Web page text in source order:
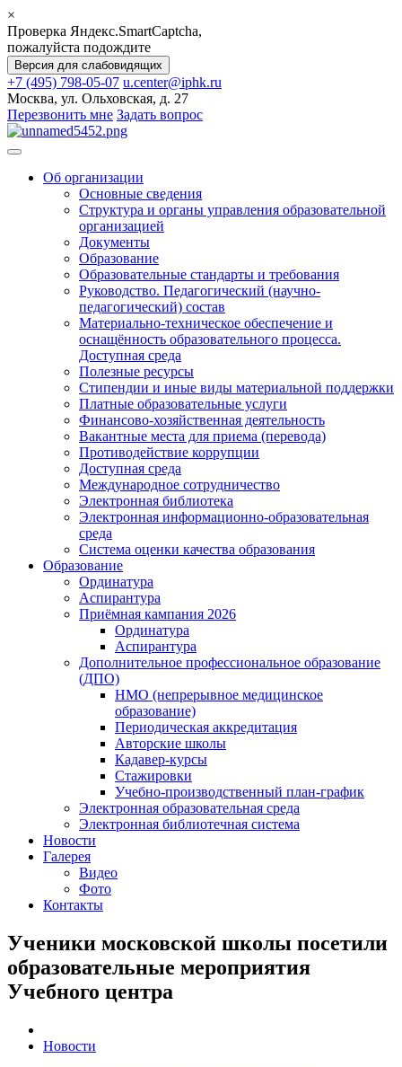
×
Проверка Яндекс.SmartCaptcha,
пожалуйста подождите
Версия для слабовидящих
+7 (495) 798-05-07 u.center@iphk.ru
Москва, ул. Ольховская, д. 27
Перезвонить мне Задать вопрос
Об организации
Основные сведения
Структура и органы управления образовательной
организацией
Документы
Образование
Образовательные стандарты и требования
Руководство. Педагогический (научно-
педагогический) состав
Материально-техническое обеспечение и
оснащённость образовательного процесса.
Доступная среда
Полезные ресурсы
Стипендии и иные виды материальной поддержки
Платные образовательные услуги
Финансово-хозяйственная деятельность
Вакантные места для приема (перевода)
Противодействие коррупции
Доступная среда
Международное сотрудничество
Электронная библиотека
Электронная информационно-образовательная
среда
Система оценки качества образования
Образование
Ординатура
Аспирантура
Приёмная кампания 2026
Ординатура
Аспирантура
Дополнительное профессиональное образование
(ДПО)
НМО (непрерывное медицинское
образование)
Периодическая аккредитация
Авторские школы
Кадавер-курсы
Стажировки
Учебно-производственный план-график
Электронная образовательная среда
Электронная библиотечная система
Новости
Галерея
Видео
Фото
Контакты
Ученики московской школы посетили
образовательные мероприятия
Учебного центра
Новости